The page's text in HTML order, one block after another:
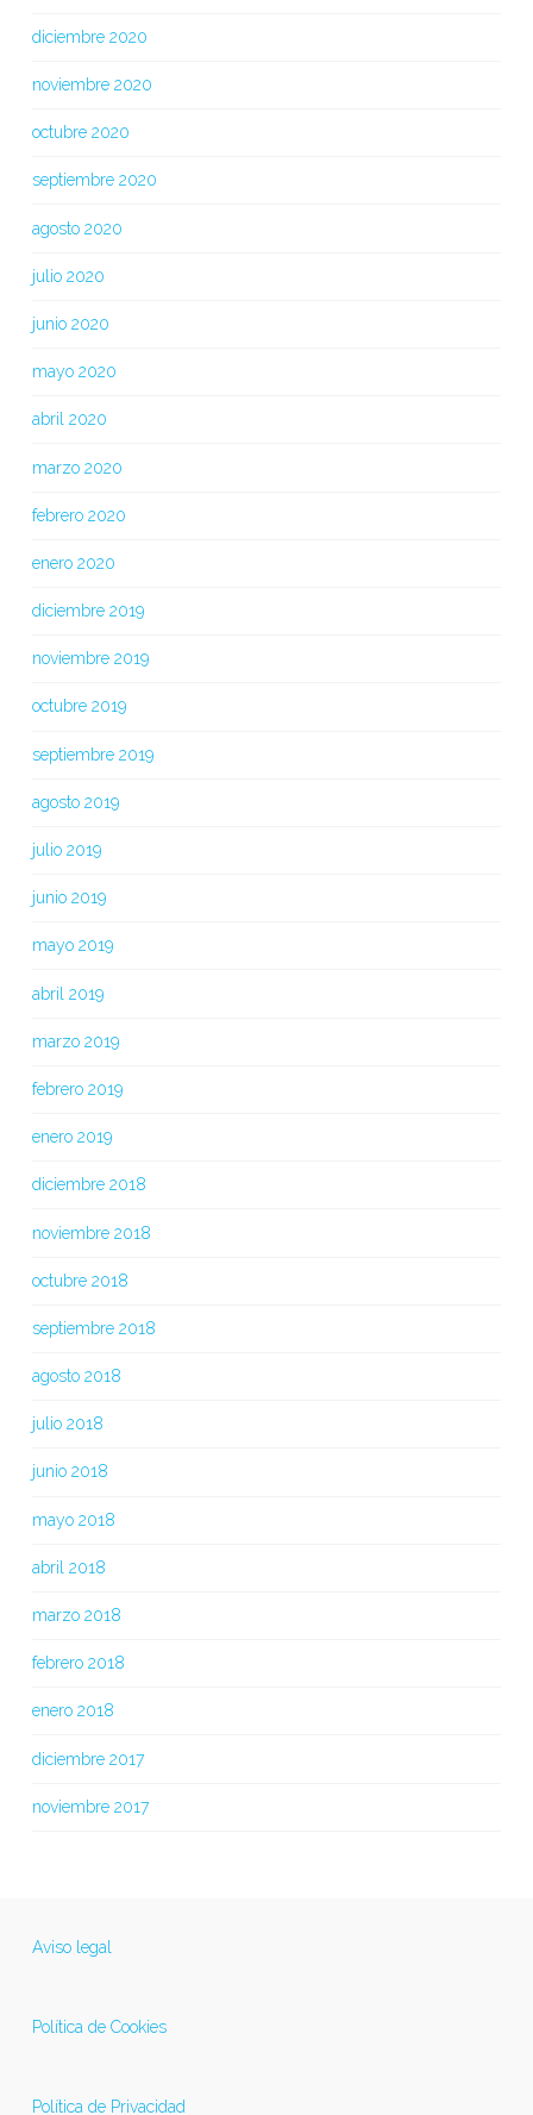
diciembre 2020
noviembre 2020
octubre 2020
septiembre 2020
agosto 2020
julio 2020
junio 2020
mayo 2020
abril 2020
marzo 2020
febrero 2020
enero 2020
diciembre 2019
noviembre 2019
octubre 2019
septiembre 2019
agosto 2019
julio 2019
junio 2019
mayo 2019
abril 2019
marzo 2019
febrero 2019
enero 2019
diciembre 2018
noviembre 2018
octubre 2018
septiembre 2018
agosto 2018
julio 2018
junio 2018
mayo 2018
abril 2018
marzo 2018
febrero 2018
enero 2018
diciembre 2017
noviembre 2017
Aviso legal
Política de Cookies
Política de Privacidad